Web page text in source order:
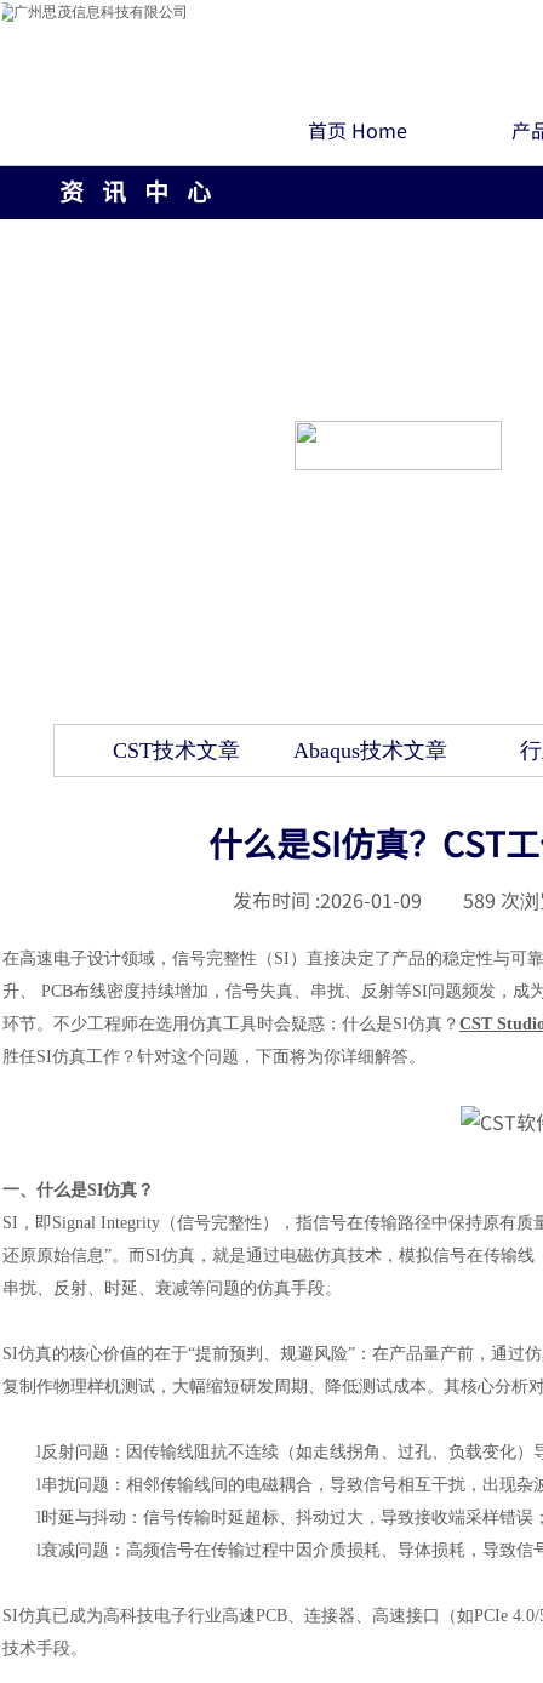
首页 Home 产
资 讯 中 心
CST技术文章 Abaqus技术文章
什么是SI仿真？CST
发布时间 :2026-01-09 589 次
在高速电子设计领域，信号完整性（SI）直接决定了产品的稳定性与
升、 PCB布线密度持续增加，信号失真、串扰、反射等SI问题频发，
环节。不少工程师在选用仿真工具时会疑惑：什么是SI仿真？ CST
胜任SI仿真工作？针对这个问题，下面将为你详细解答。
一、什么是SI仿真？
SI，即Signal Integrity（信号完整性），指信号在传输路径中保持原有
还原原始信息”。而SI仿真，就是通过电磁仿真技术，模拟信号在传输
串扰、反射、时延、衰减等问题的仿真手段。
SI仿真的核心价值的在于“提前预判、规避风险”：在产品量产前，通
复制作物理样机测试，大幅缩短研发周期、降低测试成本。其核心分析
l反射问题：因传输线阻抗不连续（如走线拐角、过孔、负载变化）
l串扰问题：相邻传输线间的电磁耦合，导致信号相互干扰，出现杂
l时延与抖动：信号传输时延超标、抖动过大，导致接收端采样错误
l衰减问题：高频信号在传输过程中因介质损耗、导体损耗，导致信
SI仿真已成为高科技电子行业高速PCB、连接器、高速接口（如PCIe
技术手段。